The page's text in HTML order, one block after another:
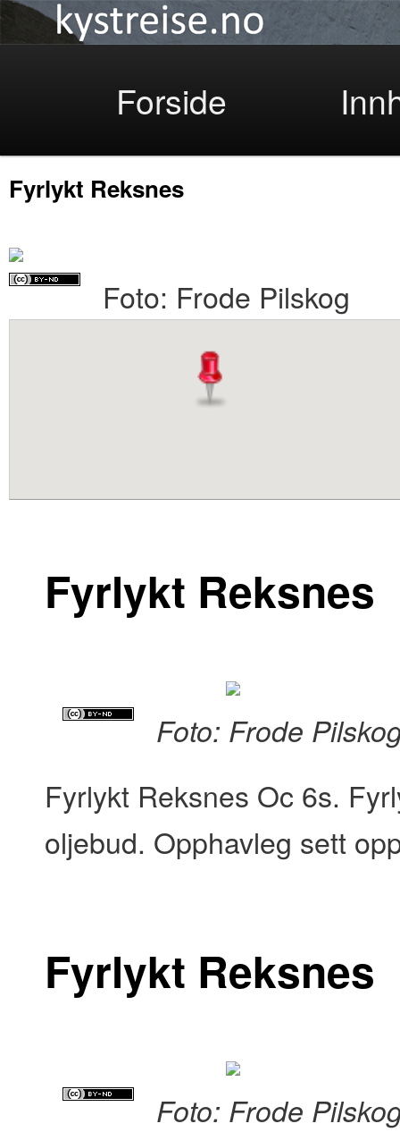
Skip
to
primary
Forside
Fyrlykt Reksnes
Foto: Frode Pilskog
Fyrlykt Reksnes
Foto: Frode
Fyrlykt Reksnes Oc 6s.
oljebud. Opphavleg sett
Fyrlykt Reksnes
Foto: Frode